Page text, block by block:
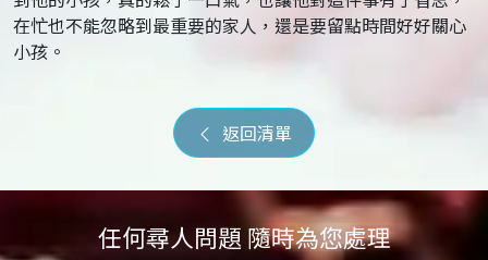
在忙也不能忽略到最重要的家人，還是要留點時間好好關心
小孩。
返回清單
任何尋人問題 隨時為您處理